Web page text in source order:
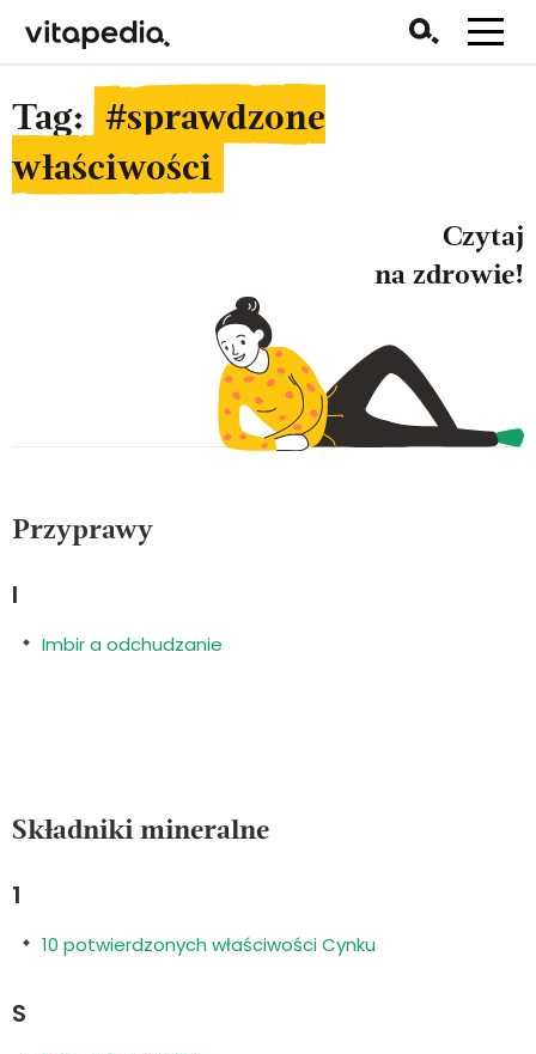
Tag:
#sprawdzone
właściwości
Czytaj
na zdrowie!
Przyprawy
I
Imbir a odchudzanie
Składniki mineralne
1
10 potwierdzonych właściwości Cynku
S